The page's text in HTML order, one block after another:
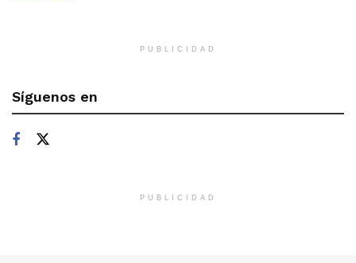
PUBLICIDAD
Síguenos en
PUBLICIDAD